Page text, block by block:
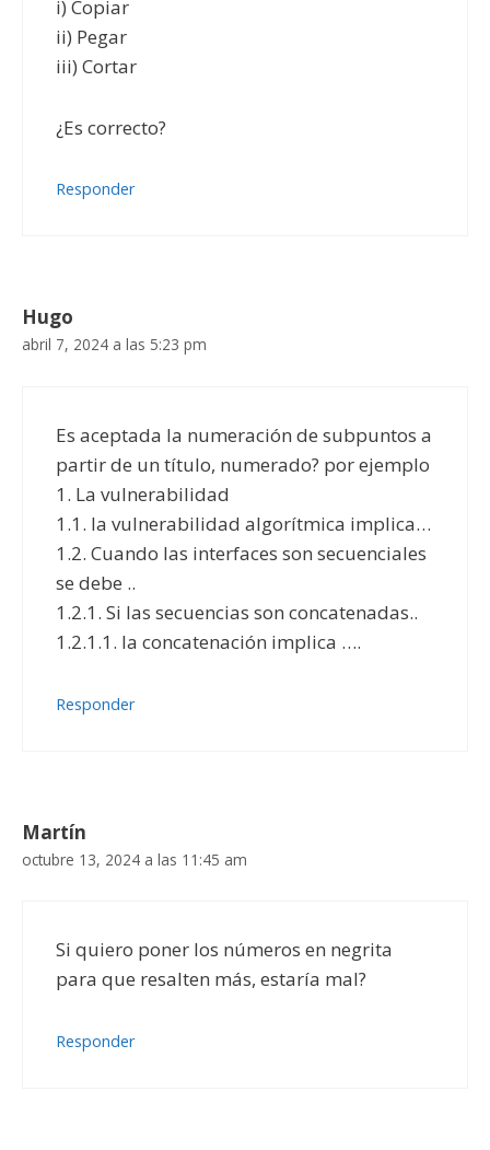
i) Copiar
ii) Pegar
iii) Cortar
¿Es correcto?
Responder
Hugo
abril 7, 2024 a las 5:23 pm
Es aceptada la numeración de subpuntos a
partir de un título, numerado? por ejemplo
1. La vulnerabilidad
1.1. la vulnerabilidad algorítmica implica…
1.2. Cuando las interfaces son secuenciales
se debe ..
1.2.1. Si las secuencias son concatenadas..
1.2.1.1. la concatenación implica ….
Responder
Martín
octubre 13, 2024 a las 11:45 am
Si quiero poner los números en negrita
para que resalten más, estaría mal?
Responder